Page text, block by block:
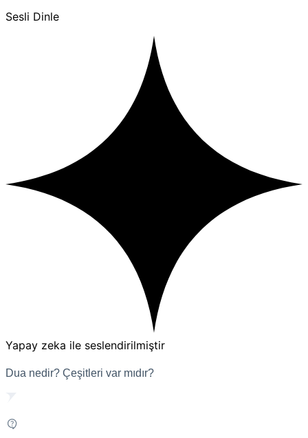
Sesli Dinle
Yapay zeka ile seslendirilmiştir
Dua nedir? Çeşitleri var mıdır?